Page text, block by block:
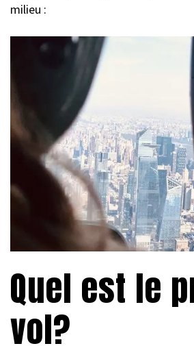
milieu :
Quel est le
vol?